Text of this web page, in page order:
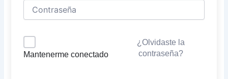
Mantenerme conectado
¿Olvidaste la
contraseña?